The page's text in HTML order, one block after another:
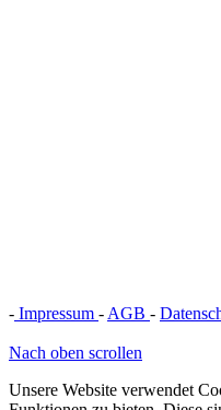
- Impressum - AGB -
Nach oben scrollen
Unsere Website verwendet